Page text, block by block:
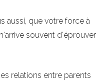
aussi, que votre force à
souvent d'éprouver
relations entre parents